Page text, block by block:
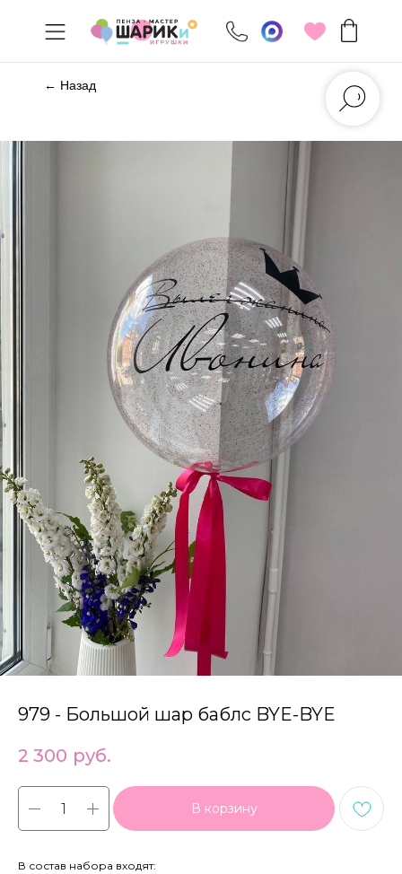
← Назад
979 - Большой шар баблс BYE-BYE
2 300 руб.
В корзину
В состав набора входят: